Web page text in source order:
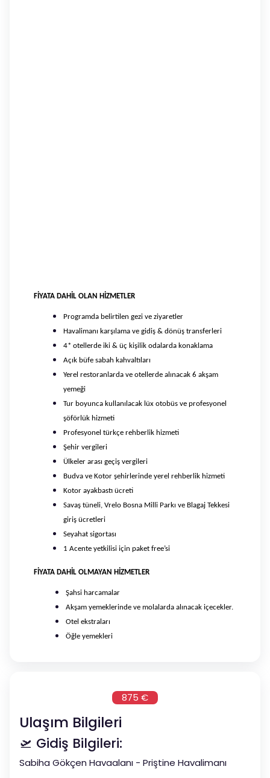
FİYATA DAHİL OLAN HİZMETLER
Programda belirtilen gezi ve ziyaretler
Havalimanı karşılama ve gidiş & dönüş transferleri
4* otellerde iki & üç kişilik odalarda konaklama
Açık büfe sabah kahvaltıları
Yerel restoranlarda ve otellerde alınacak 6 akşam
yemeği
Tur boyunca kullanılacak lüx otobüs ve profesyonel
şöförlük hizmeti
Profesyonel türkçe rehberlik hizmeti
Şehir vergileri
Ülkeler arası geçiş vergileri
Budva ve Kotor şehirlerinde yerel rehberlik hizmeti
Kotor ayakbastı ücreti
Savaş tüneli, Vrelo Bosna Milli Parkı ve Blagaj Tekkesi
giriş ücretleri
Seyahat sigortası
1 Acente yetkilisi için paket free’si
FİYATA DAHİL OLMAYAN HİZMETLER
Şahsi harcamalar
Akşam yemeklerinde ve molalarda alınacak içecekler.
Otel ekstraları
Öğle yemekleri
875 €
Ulaşım Bilgileri
🛫 Gidiş Bilgileri:
Sabiha Gökçen Havaalanı - Priştine Havalimanı